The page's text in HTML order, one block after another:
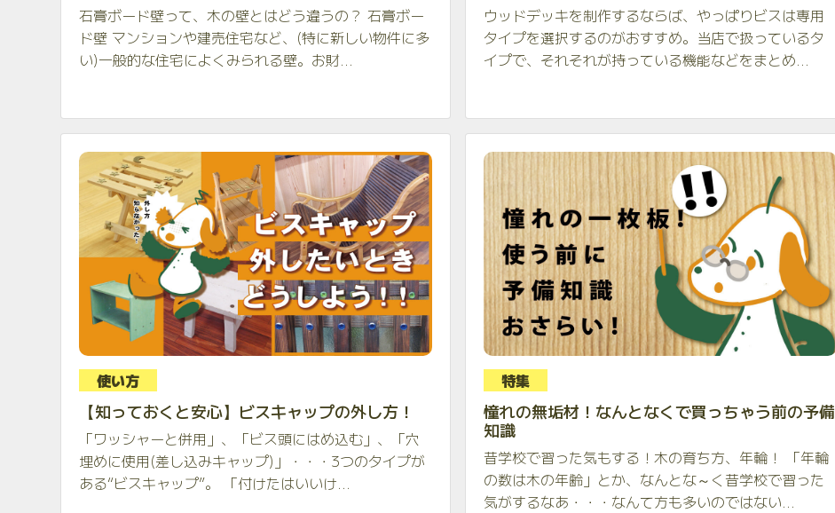
石膏ボード壁って、木の壁とはどう違うの？ 石膏ボー
ド壁 マンションや建売住宅など、(特に新しい物件に多
い)一般的な住宅によくみられる壁。お財...
ウッドデッキを制作するならば、やっぱりビスは専用
タイプを選択するのがおすすめ。当店で扱っているタ
イプで、それそれが持っている機能などをまとめ...
使い方
【知っておくと安心】ビスキャップの外し方！
「ワッシャーと併用」、「ビス頭にはめ込む」、「穴
埋めに使用(差し込みキャップ)」・・・3つのタイプが
ある“ビスキャップ”。 「付けたはいいけ...
特集
憧れの無垢材！なんとなくで買っちゃう前の予備
知識
昔学校で習った気もする！木の育ち方、年輪！ 「年輪
の数は木の年齢」とか、なんとな～く昔学校で習った
気がするなあ・・・なんて方も多いのではない...